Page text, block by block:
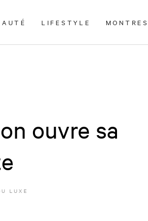
LIFESTYLE
ouvre sa
LUXE